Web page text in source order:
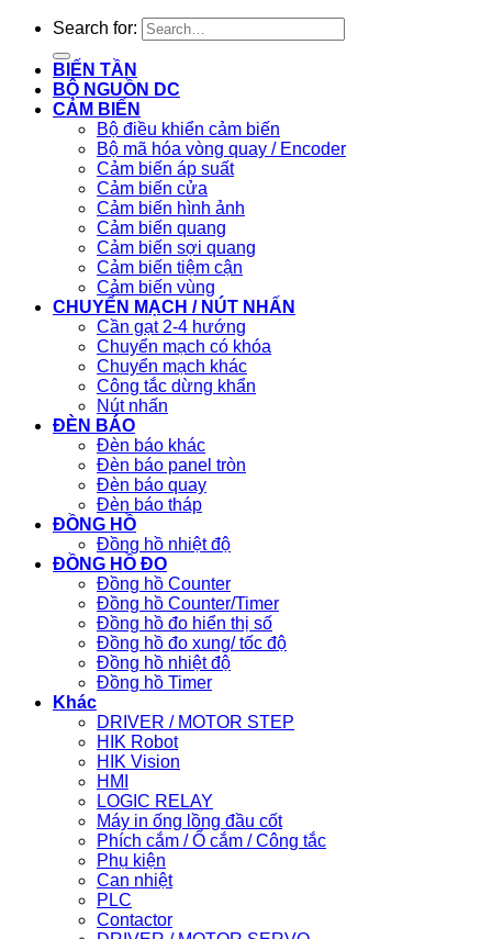
Search for:
BIẾN TẦN
BỘ NGUỒN DC
CẢM BIẾN
Bộ điều khiển cảm biến
Bộ mã hóa vòng quay / Encoder
Cảm biến áp suất
Cảm biến cửa
Cảm biến hình ảnh
Cảm biến quang
Cảm biến sợi quang
Cảm biến tiệm cận
Cảm biến vùng
CHUYỂN MẠCH / NÚT NHẤN
Cần gạt 2-4 hướng
Chuyển mạch có khóa
Chuyển mạch khác
Công tắc dừng khẩn
Nút nhấn
ĐÈN BÁO
Đèn báo khác
Đèn báo panel tròn
Đèn báo quay
Đèn báo tháp
ĐỒNG HỒ
Đồng hồ nhiệt độ
ĐỒNG HỒ ĐO
Đồng hồ Counter
Đồng hồ Counter/Timer
Đồng hồ đo hiển thị số
Đồng hồ đo xung/ tốc độ
Đồng hồ nhiệt độ
Đồng hồ Timer
Khác
DRIVER / MOTOR STEP
HIK Robot
HIK Vision
HMI
LOGIC RELAY
Máy in ống lồng đầu cốt
Phích cắm / Ổ cắm / Công tắc
Phụ kiện
Can nhiệt
PLC
Contactor